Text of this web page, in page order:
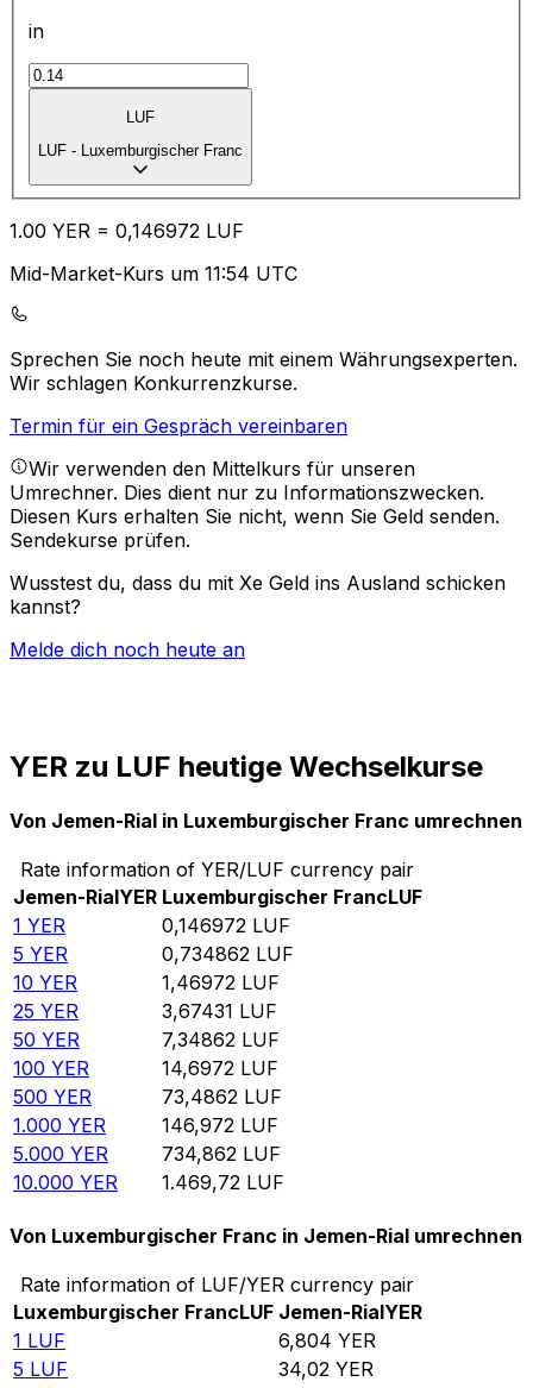
in
LUF
LUF - Luxemburgischer Franc
1.00 YER = 0,146972 LUF
Mid-Market-Kurs um 11:54 UTC
Sprechen Sie noch heute mit einem Währungsexperten.
Wir schlagen Konkurrenzkurse.
Termin für ein Gespräch vereinbaren
Wir verwenden den Mittelkurs für unseren
Umrechner. Dies dient nur zu Informationszwecken.
Diesen Kurs erhalten Sie nicht, wenn Sie Geld senden.
Sendekurse prüfen.
Wusstest du, dass du mit Xe Geld ins Ausland schicken
kannst?
Melde dich noch heute an
YER zu LUF heutige Wechselkurse
Von Jemen-Rial in Luxemburgischer Franc umrechnen
Rate information of YER/LUF currency pair
Jemen-RialYER Luxemburgischer FrancLUF
1 YER 0,146972 LUF
5 YER 0,734862 LUF
10 YER 1,46972 LUF
25 YER 3,67431 LUF
50 YER 7,34862 LUF
100 YER 14,6972 LUF
500 YER 73,4862 LUF
1.000 YER 146,972 LUF
5.000 YER 734,862 LUF
10.000 YER 1.469,72 LUF
Von Luxemburgischer Franc in Jemen-Rial umrechnen
Rate information of LUF/YER currency pair
Luxemburgischer FrancLUF Jemen-RialYER
1 LUF 6,804 YER
5 LUF 34,02 YER